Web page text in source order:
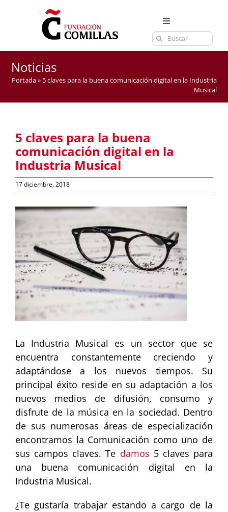
Toggle
Navigation
LA FUNDACIÓN
ESTUDIOS
EL CENTRO
CURSOS Y EXÁMENES
CONTACTA
Buscar:
Noticias
Portada» 5 claves para la buena comunicación digital en la Industria
Musical
5 claves para la buena
comunicación digital en la
Industria Musical
17 diciembre, 2018
Ver
imagen
más
grande
La Industria Musical es un sector que se
encuentra constantemente creciendo y
adaptándose a los nuevos tiempos. Su
principal éxito reside en su adaptación a los
nuevos medios de difusión, consumo y
disfrute de la música en la sociedad. Dentro
de sus numerosas áreas de especialización
encontramos la Comunicación como uno de
sus campos claves. Te damos 5 claves para
una buena comunicación digital en la
Industria Musical.
¿Te gustaría trabajar estando a cargo de la